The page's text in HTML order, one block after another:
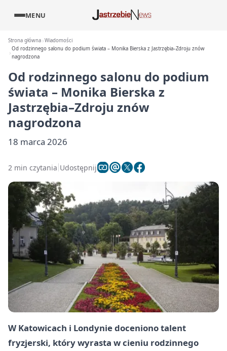
MENU
Strona główna Wiadomości
Od rodzinnego salonu do podium świata – Monika Bierska z Jastrzębia–Zdroju znów
nagrodzona
Od rodzinnego salonu do podium
świata – Monika Bierska z
Jastrzębia–Zdroju znów
nagrodzona
18 marca 2026
2 min czytania Udostępnij
W Katowicach i Londynie doceniono talent
fryzjerski, który wyrasta w cieniu rodzinnego